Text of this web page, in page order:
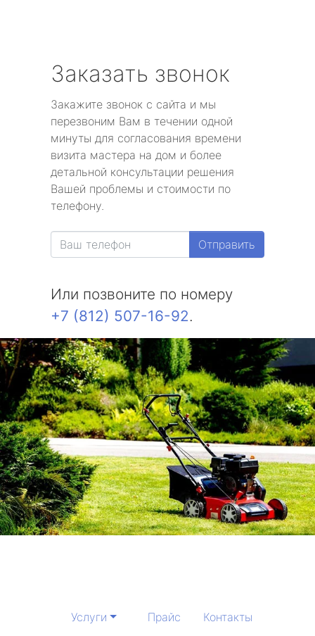
Заказать звонок
Закажите звонок с сайта и мы
перезвоним Вам в течении одной
минуты для согласования времени
визита мастера на дом и более
детальной консультации решения
Вашей проблемы и стоимости по
телефону.
Отправить
Или позвоните по номеру
+7 (812) 507-16-92.
Услуги Прайс Контакты